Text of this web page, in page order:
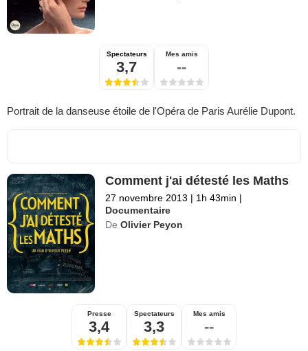
Spectateurs
3,7
Mes amis
--
Portrait de la danseuse étoile de l'Opéra de Paris Aurélie Dupont.
Comment j'ai détesté les Maths
27 novembre 2013 | 1h 43min |
Documentaire
De Olivier Peyon
Presse
3,4
Spectateurs
3,3
Mes amis
--